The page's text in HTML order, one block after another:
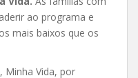
ao programa e
mais baixos que os
Minha Vida, por